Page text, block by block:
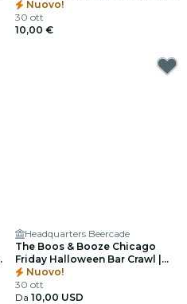
ParkNuovo!
30 ott
10,00 €
Headquarters Beercade
The Boos & Booze Chicago
Friday Halloween Bar Crawl |
River North & West Loop
Nuovo!
30 ott
Da 10,00 USD